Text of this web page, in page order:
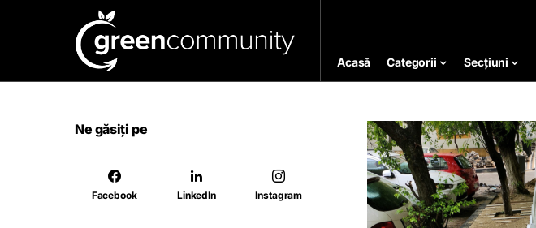
Acasă Categorii Secțiuni
Ne găsiți pe
Facebook LinkedIn Instagram